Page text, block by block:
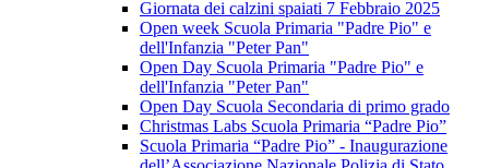
Giornata dei calzini spaiati 7 Febbraio 2025
Open week Scuola Primaria "Padre Pio" e
dell'Infanzia "Peter Pan"
Open Day Scuola Primaria "Padre Pio" e
dell'Infanzia "Peter Pan"
Open Day Scuola Secondaria di primo grado
Christmas Labs Scuola Primaria “Padre Pio”
Scuola Primaria “Padre Pio” - Inaugurazione